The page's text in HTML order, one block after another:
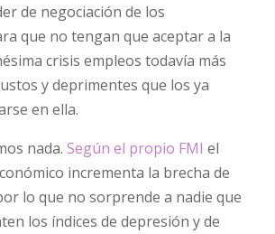
de negociación de los
que no tengan que aceptar a la
crisis empleos todavía más
y deprimentes que los ya
en ella.
nada.Según el propio FMI el
incrementa la brecha de
lo que no sorprende a nadie que
los índices de depresión y de